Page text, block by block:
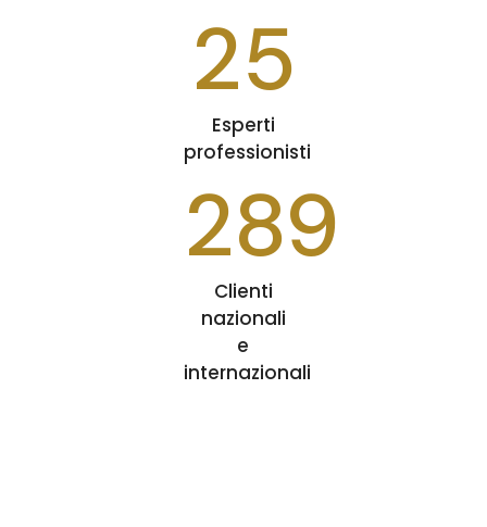
25
Esperti
professionisti
289
Clienti
nazionali
e
internazionali